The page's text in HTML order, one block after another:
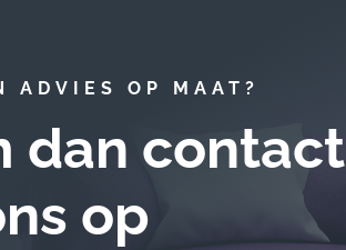
ADVIES OP MAAT?
dan contact
op